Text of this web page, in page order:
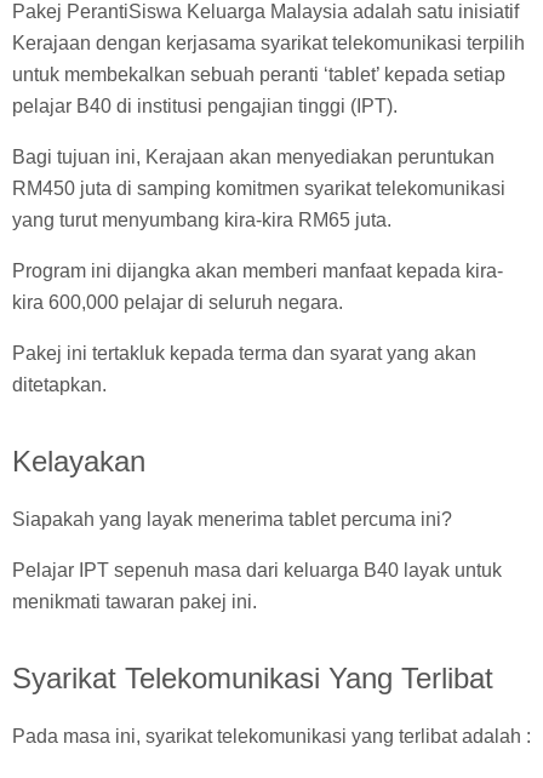
Pakej PerantiSiswa Keluarga Malaysia adalah satu inisiatif
Kerajaan dengan kerjasama syarikat telekomunikasi terpilih
untuk membekalkan sebuah peranti ‘tablet’ kepada setiap
pelajar B40 di institusi pengajian tinggi (IPT).
Bagi tujuan ini, Kerajaan akan menyediakan peruntukan
RM450 juta di samping komitmen syarikat telekomunikasi
yang turut menyumbang kira-kira RM65 juta.
Program ini dijangka akan memberi manfaat kepada kira-
kira 600,000 pelajar di seluruh negara.
Pakej ini tertakluk kepada terma dan syarat yang akan
ditetapkan.
Kelayakan
Siapakah yang layak menerima tablet percuma ini?
Pelajar IPT sepenuh masa dari keluarga B40 layak untuk
menikmati tawaran pakej ini.
Syarikat Telekomunikasi Yang Terlibat
Pada masa ini, syarikat telekomunikasi yang terlibat adalah :